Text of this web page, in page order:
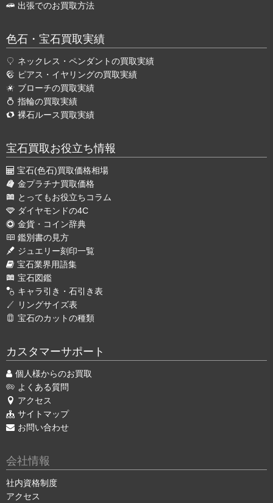
出張でのお買取方法
色石・宝石買取実績
ネックレス・ペンダントの買取実績
ピアス・イヤリングの買取実績
ブローチの買取実績
指輪の買取実績
裸石ルース買取実績
宝石買取お役立ち情報
宝石(色石)買取価格相場
金プラチナ買取価格
とってもお役立ちコラム
ダイヤモンドの4C
金貨・コイン辞典
鑑別書の見方
ジュエリー刻印一覧
宝石業界用語集
宝石図鑑
キャラ引き・石引き表
リングサイズ表
宝石のカットの種類
カスタマーサポート
個人様からのお買取
よくある質問
アクセス
サイトマップ
お問い合わせ
会社情報
社内資格制度
アクセス